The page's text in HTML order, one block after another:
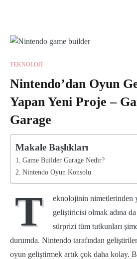
TEKNOLOJI
Nintendo’dan Oyun
Yapan Yeni Proje –
Garage
Makale Başlıkları
Game Builder Garage Nedir?
Nintendo Oyun Konsolu
T
eknolojinin nimetlerinden
geliştiricisi olmak adına da
sürprizi tüm tutkunları
durumda. Nintendo tarafından
oyun geliştirmek artık çok daha kolay.